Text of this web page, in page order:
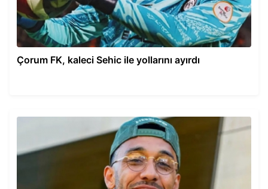
Çorum FK, kaleci Sehic ile yollarını ayırdı